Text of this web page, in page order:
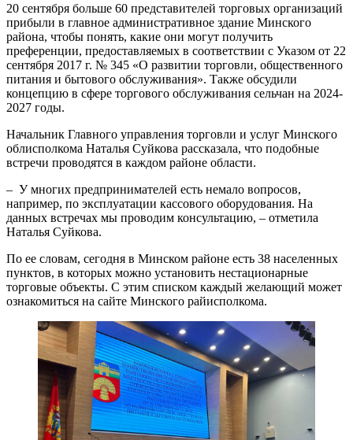
20 сентября больше 60 представителей торговых организаций
прибыли в главное административное здание Минского
района, чтобы понять, какие они могут получить
преференции, предоставляемых в соответствии с Указом от 22
сентября 2017 г. № 345 «О развитии торговли, общественного
питания и бытового обслуживания». Также обсудили
концепцию в сфере торгового обслуживания сельчан на 2024-
2027 годы.
Начальник Главного управления торговли и услуг Минского
облисполкома Наталья Суйкова рассказала, что подобные
встречи проводятся в каждом районе области.
– У многих предпринимателей есть немало вопросов,
например, по эксплуатации кассового оборудования. На
данных встречах мы проводим консультацию, – отметила
Наталья Суйкова.
По ее словам, сегодня в Минском районе есть 38 населенных
пунктов, в которых можно установить нестационарные
торговые объекты. С этим списком каждый желающий может
ознакомиться на сайте Минского райисполкома.